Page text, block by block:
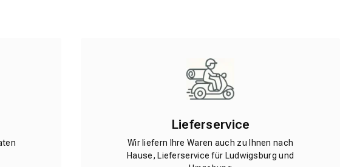
Lieferservice
Wir liefern Ihre Waren auch zu Ihnen nach
Hause, Lieferservice für Ludwigsburg und